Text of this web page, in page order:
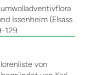
Issenheim (Elsass
129.
von